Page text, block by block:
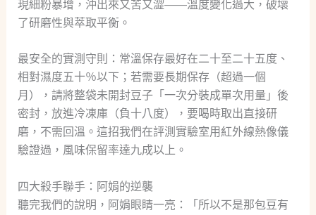
現細粉暴增，沖出來又苦又澀——溫度變化過大，破壞
了研磨性與萃取平衡。
最安全的實測守則：常溫保存最好在二十至二十五度、
相對濕度五十％以下；若需要長期保存（超過一個
月），請將整袋未開封豆子「一次分裝成單次用量」後
密封，放進冷凍庫（負十八度），要喝時取出直接研
磨，不需回溫。這招我們在評測實驗室用紅外線熱像儀
驗證過，風味保留率達九成以上。
四大殺手聯手：阿娟的逆襲
聽完我們的說明，阿娟眼睛一亮：「所以不是那包豆有